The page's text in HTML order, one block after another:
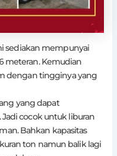
sediakan mempunyai
meteran. Kemudian
dengan tingginya yang
yang dapat
cocok untuk liburan
Bahkan kapasitas
ton namun balik lagi